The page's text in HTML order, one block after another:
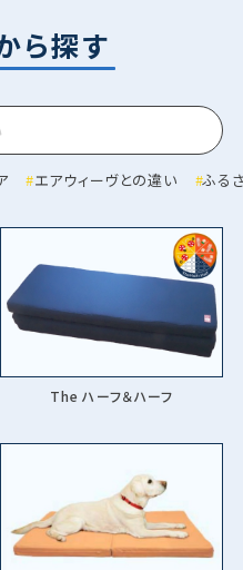
ら探す
エアウィーヴとの違い ふる
The ハーフ＆ハーフ